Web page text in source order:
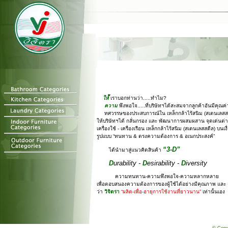
ให้้้เราบอกท่านว่า.....ทำไม?
ความพึงพอใจ.....ที่บริษัทฯได้สะสมจากลูกค้าอันมีคุณค่
ทศวรรษของประสบการณ์ใน เหล็กกล้าไร้สนิม (สเตนเลส
ให้บริษัทฯได้ กลั่นกรอง และ พัฒนาการผสมผสาน จุดเด่นต่า
เครื่องใช้ - เครื่องเรือน เหล็กกล้าไร้สนิม (สเตนเลสสตีล) บนเ
รูปแบบ “ทนทาน & ตรงความต้องการ & อเนกประสงค์”
ได้นำมาสู่แนวคิดสินค้า “3-D”
Durability - Desirability - Diversity
ความทนทาน-ความพึงพอใจ-ความหลากหลาย
เพื่อตอบสนองความต้องการของผู้ใช้ได้อย่างมีคุณภาพ แล
ว่า วิจิตรา “ผลิต-เพื่อ-อายุการใช้งานที่ยาวนาน” เท่านั้นเอง